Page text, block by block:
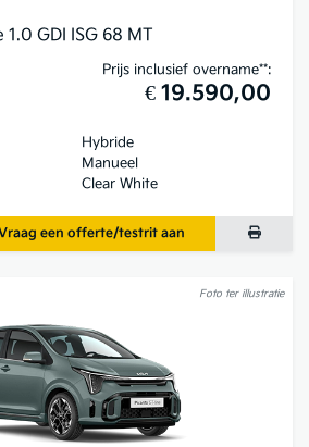
1.0 GDI ISG 68 MT
Prijs inclusief overname**:
€ 19.590,00
Hybride
Manueel
Clear White
een offerte/testrit aan
Foto ter illustratie